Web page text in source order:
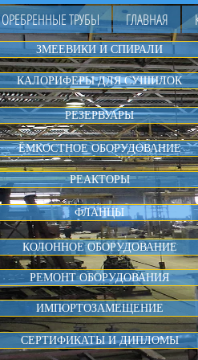
ОРЕБРЕННЫЕ ТРУБЫ ГЛАВНАЯ
ЁМКОСТНОЕ ОБОРУДОВАНИЕ
КОЛОННОЕ ОБОРУДОВАНИЕ
РЕАКТОРЫ
РЕЗЕРВУАРЫ
ЗМЕЕВИКИ И СПИРАЛИ
ФЛАНЦЫ
РЕМОНТ ОБОРУДОВАНИЯ
ИМПОРТОЗАМЕЩЕНИЕ
СЕРТИФИКАТЫ И ДИПЛОМЫ
КАЛОРИФЕРЫ ДЛЯ СУШИЛОК